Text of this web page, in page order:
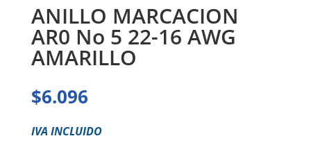
ANILLO MARCACION
AR0 No 5 22-16 AWG
AMARILLO
$6.096
IVA INCLUIDO